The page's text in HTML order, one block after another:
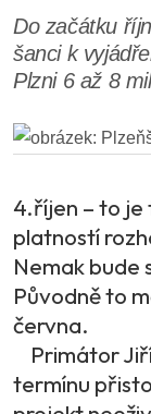
Do začátku
šanci k
Plzni 6 až 8
4.říjen – to je
platností
Nemak bude
Původně to
června.
Primátor
termínu